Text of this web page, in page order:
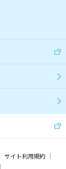
サイト利用規約